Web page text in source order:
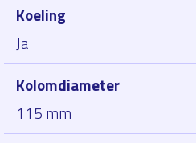
Koeling
Ja
Kolomdiameter
115 mm